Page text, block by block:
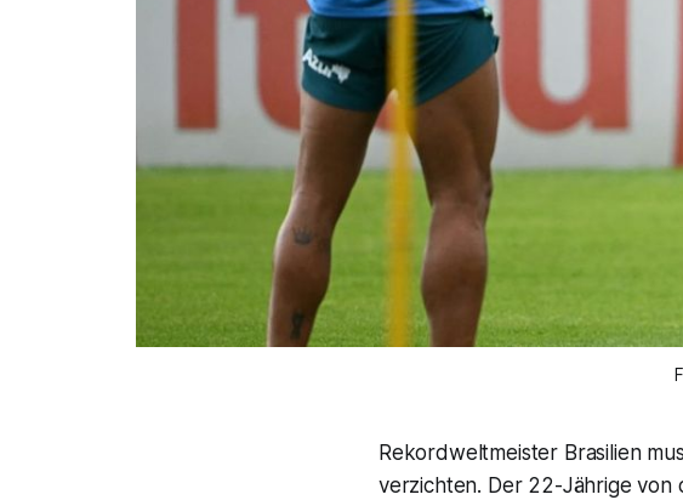
Rekordweltmeister Brasilien
verzichten. Der 22-Jährige von